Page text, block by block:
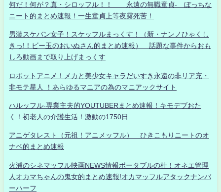
何だ！何が？真・シロッフル！！ 永遠の無職童貞- ぼっちな
ニート的まとめ速報！一生童貞上等夜露死苦！
男装スケバン女子！スケッフルまっくす！（新・ナンノひゃくし
きっ!！ビー玉のおいぬさん的まとめ速報） 話題な事件からおも
しろ動画まで取り上げまっくす
ロボットアニメ！メカと美少女キャラだいすき永遠の非リア充・
非モテ星人 ！あらゆるマニアの為のマニアックサイト
ハルッフル-専業主夫的YOUTUBERまとめ速報！キモデブおた
く！初老人の介護生活！激動の1750日
アニゲタレスト（元祖！アニメッフル） ひきこもりニートのオ
ナベ的まとめ速報
火浦のシネマッフル映画NEWS情報ポータブルの杜！オネエ管理
人オカマちゃんの鬼女的まとめ速報!オカマッフルアタックナンバ
ーハーフ